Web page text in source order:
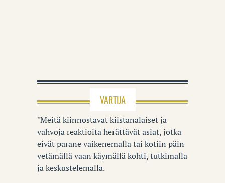
VARTIJA
"Meitä kiinnostavat kiistanalaiset ja
vahvoja reaktioita herättävät asiat, jotka
eivät parane vaikenemalla tai kotiin päin
vetämällä vaan käymällä kohti, tutkimalla
ja keskustelemalla.